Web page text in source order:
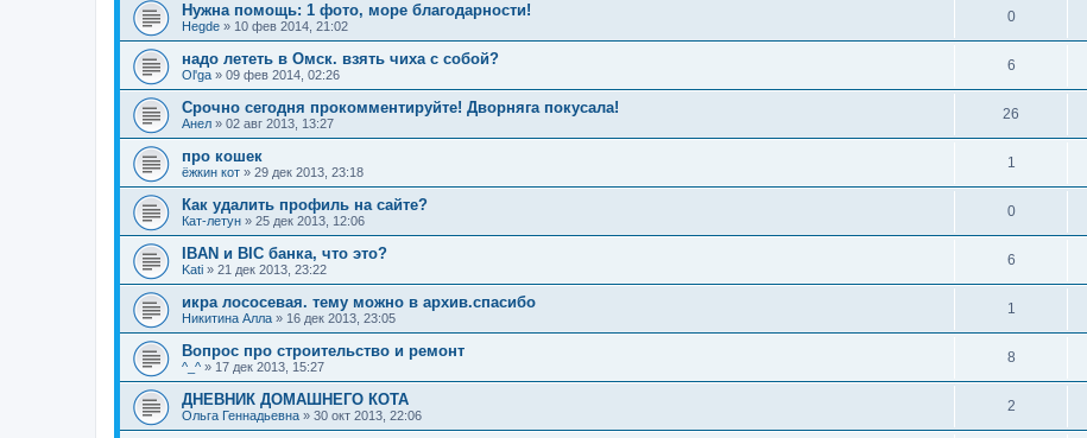
Нужна помощь: 1 фото, море благодарности!
Hegde » 10 фев 2014, 21:02
0
надо лететь в Омск. взять чиха с собой?
Ol'ga » 09 фев 2014, 02:26
6
Срочно сегодня прокомментируйте! Дворняга покусала!
Анел » 02 авг 2013, 13:27
26
про кошек
ёжкин кот » 29 дек 2013, 23:18
1
Как удалить профиль на сайте?
Кат-летун » 25 дек 2013, 12:06
0
IBAN и BIC банка, что это?
Kati » 21 дек 2013, 23:22
6
икра лососевая. тему можно в архив.спасибо
Никитина Алла » 16 дек 2013, 23:05
1
Вопрос про строительство и ремонт
^_^ » 17 дек 2013, 15:27
8
ДНЕВНИК ДОМАШНЕГО КОТА
Ольга Геннадьевна » 30 окт 2013, 22:06
2